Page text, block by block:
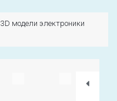
3D модели электроники